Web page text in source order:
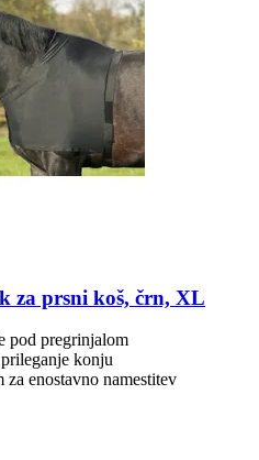
za prsni koš, črn, XL
pod pregrinjalom
konju
za enostavno namestitev